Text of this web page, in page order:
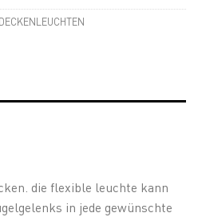
die flexible leuchte kann
in jede gewünschte